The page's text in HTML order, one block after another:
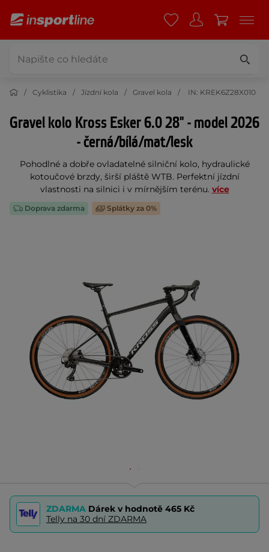
Cyklistika Jízdní kola Gravel kola IN: KREK6Z28X010
Gravel kolo Kross Esker 6.0 28" - model 2026
- černá/bílá/mat/lesk
Pohodlné a dobře ovladatelné silniční kolo, hydraulické
kotoučové brzdy, širší pláště WTB. Perfektní jízdní
vlastnosti na silnici i v mírnějším terénu. více
Doprava zdarma Splátky za 0%
ZDARMA Dárek v hodnotě 465 Kč
Telly na 30 dní ZDARMA